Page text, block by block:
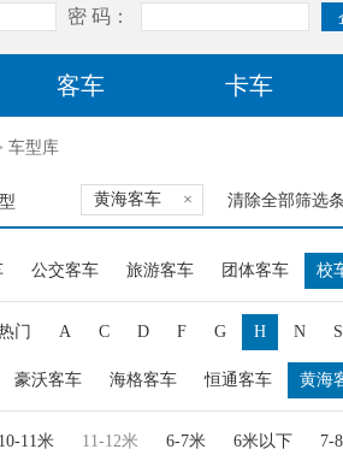
客车 卡车
车型库
黄海客车 × 清除全部筛选
公交客车 旅游客车 团体客车 校
门 A C D F G H N S
豪沃客车 海格客车 恒通客车 黄海
10-11米 11-12米 6-7米 6米以下 7-